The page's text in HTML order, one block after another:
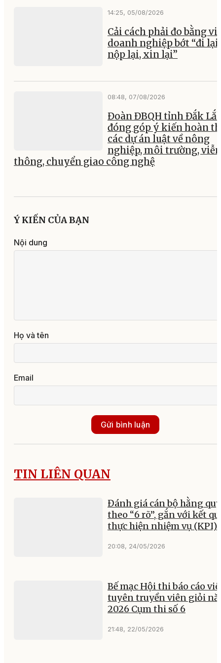
14:25, 05/08/2026
Cải cách phải đo bằng
doanh nghiệp bớt “đi lại,
nộp lại, xin lại”
08:48, 07/08/2026
Đoàn ĐBQH tỉnh Đắk
đóng góp ý kiến hoàn
các dự án luật về nông
nghiệp, môi trường, viễn
thông, chuyển giao công nghệ
Ý KIẾN CỦA BẠN
Nội dung
Họ và tên
Email
Gửi bình luận
TIN LIÊN QUAN
Đánh giá cán bộ hằng quý
theo “6 rõ”, gắn với kết
thực hiện nhiệm vụ (KPI)
20:08, 24/05/2026
Bế mạc Hội thi báo cáo
tuyên truyền viên giỏi
2026 Cụm thi số 6
21:48, 22/05/2026